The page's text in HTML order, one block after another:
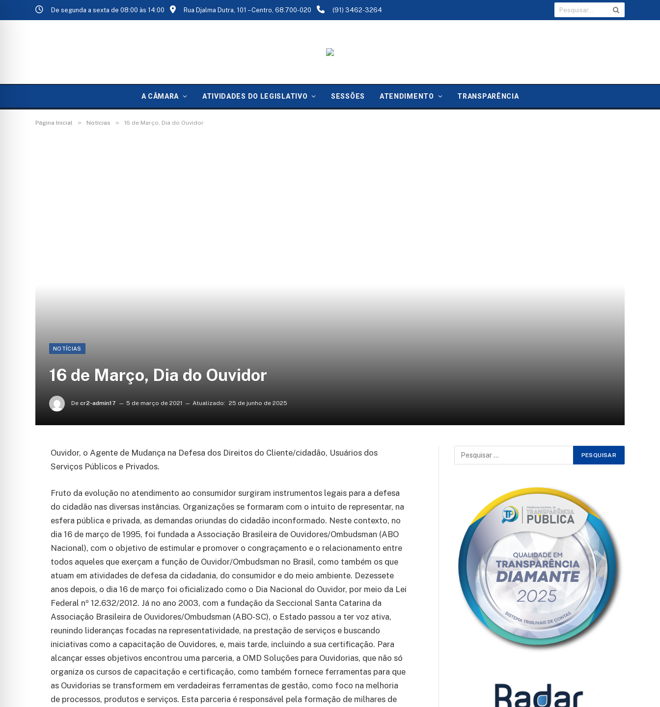
De segunda a sexta de 08:00 às 14:00 Rua Djalma Dutra, 101 – Centro, 68.700-020 (91) 3462-3264
A CÂMARA ATIVIDADES DO LEGISLATIVO SESSÕES ATENDIMENTO TRANSPARÊNCIA
Página Inicial » Notícias » 16 de Março, Dia do Ouvidor
NOTÍCIAS
16 de Março, Dia do Ouvidor
De cr2-admin17 5 de março de 2021 Atualizado: 25 de junho de 2025
Ouvidor, o Agente de Mudança na Defesa dos Direitos do Cliente/cidadão, Usuários dos
Serviços Públicos e Privados.
Fruto da evolução no atendimento ao consumidor surgiram instrumentos legais para a defesa
do cidadão nas diversas instâncias. Organizações se formaram com o intuito de representar, na
esfera pública e privada, as demandas oriundas do cidadão inconformado. Neste contexto, no
dia 16 de março de 1995, foi fundada a Associação Brasileira de Ouvidores/Ombudsman (ABO
Nacional), com o objetivo de estimular e promover o congraçamento e o relacionamento entre
todos aqueles que exerçam a função de Ouvidor/Ombudsman no Brasil, como também os que
atuam em atividades de defesa da cidadania, do consumidor e do meio ambiente. Dezessete
anos depois, o dia 16 de março foi oficializado como o Dia Nacional do Ouvidor, por meio da Lei
Federal nº 12.632/2012. Já no ano 2003, com a fundação da Seccional Santa Catarina da
Associação Brasileira de Ouvidores/Ombudsman (ABO-SC), o Estado passou a ter voz ativa,
reunindo lideranças focadas na representatividade, na prestação de serviços e buscando
iniciativas como a capacitação de Ouvidores, e, mais tarde, incluindo a sua certificação. Para
alcançar esses objetivos encontrou uma parceria, a OMD Soluções para Ouvidorias, que não só
organiza os cursos de capacitação e certificação, como também fornece ferramentas para que
as Ouvidorias se transformem em verdadeiras ferramentas de gestão, como foco na melhoria
de processos, produtos e serviços. Esta parceria é responsável pela formação de milhares de